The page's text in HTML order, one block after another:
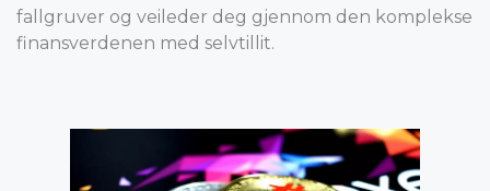
fallgruver og veileder deg gjennom den komplekse
finansverdenen med selvtillit.